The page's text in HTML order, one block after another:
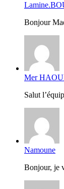
Bonjour
Mer
Salut
Namoune
Bonjour, je